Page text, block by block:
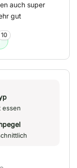
auch super
gut
10
essen